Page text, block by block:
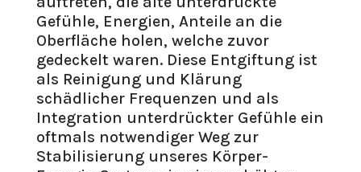
Gefühle, Energien, Anteile an die
Oberfläche holen, welche zuvor
gedeckelt waren. Diese Entgiftung ist
als Reinigung und Klärung
schädlicher Frequenzen und als
Integration unterdrückter Gefühle ein
oftmals notwendiger Weg zur
Stabilisierung unseres Körper-